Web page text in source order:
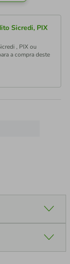
Sicredi, PIX
, PIX ou
a compra deste